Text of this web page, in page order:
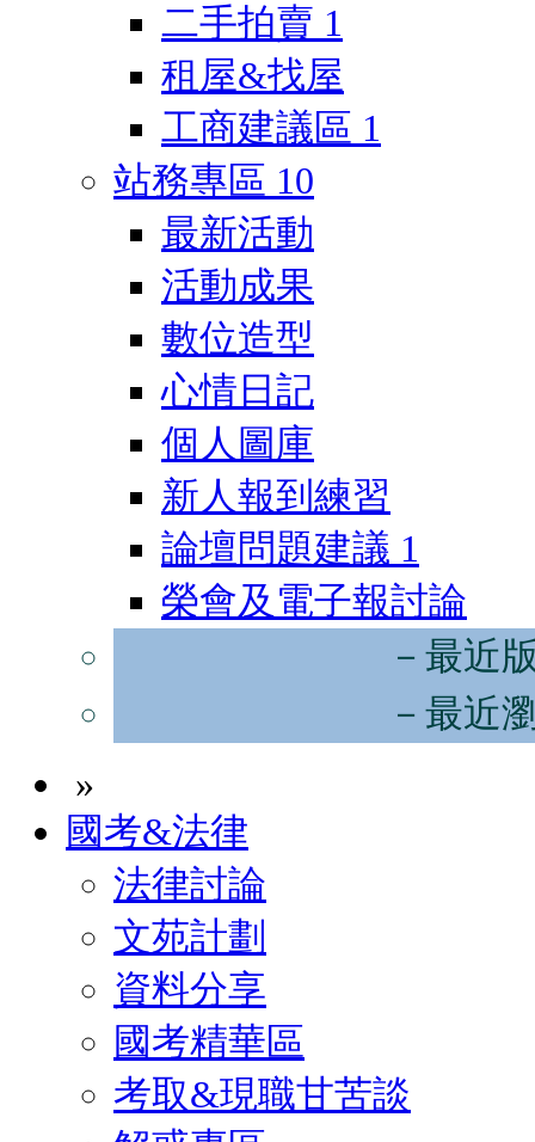
二手拍賣 1
租屋&找屋
工商建議區 1
站務專區 10
最新活動
活動成果
數位造型
心情日記
個人圖庫
新人報到練習
論壇問題建議 1
榮會及電子報討論
－最近
－最近
»
國考&法律
法律討論
文苑計劃
資料分享
國考精華區
考取&現職甘苦談